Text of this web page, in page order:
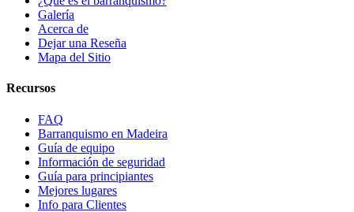
Galería
Acerca de
Dejar una Reseña
Mapa del Sitio
Recursos
FAQ
Barranquismo en Madeira
Guía de equipo
Información de seguridad
Guía para principiantes
Mejores lugares
Info para Clientes